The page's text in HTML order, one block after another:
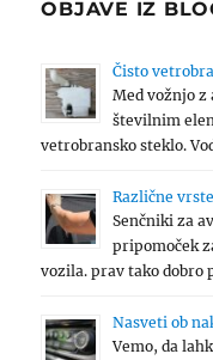
OBJAVE IZ
Čisto
Med vožnjo
številnim
vetrobransko steklo.
Različne
Senčniki za
pripomoček
vozila. prav tako dobro
Nasveti ob
Vemo, da